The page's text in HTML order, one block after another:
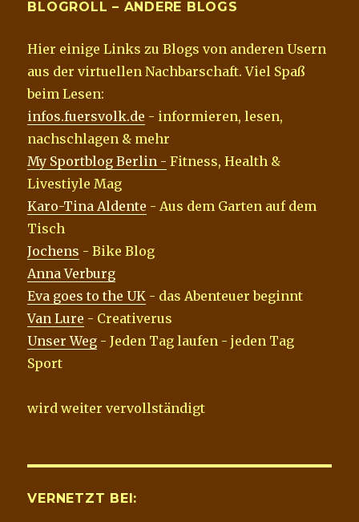
BLOGROLL – ANDERE BLOGS
Hier einige Links zu Blogs von anderen Usern
aus der virtuellen Nachbarschaft. Viel Spaß
beim Lesen:
infos.fuersvolk.de - informieren, lesen,
nachschlagen & mehr
My Sportblog Berlin - Fitness, Health &
Livestiyle Mag
Karo-Tina Aldente - Aus dem Garten auf dem
Tisch
Jochens - Bike Blog
Anna Verburg
Eva goes to the UK - das Abenteuer beginnt
Van Lure - Creativerus
Unser Weg - Jeden Tag laufen - jeden Tag
Sport
wird weiter vervollständigt
VERNETZT BEI: